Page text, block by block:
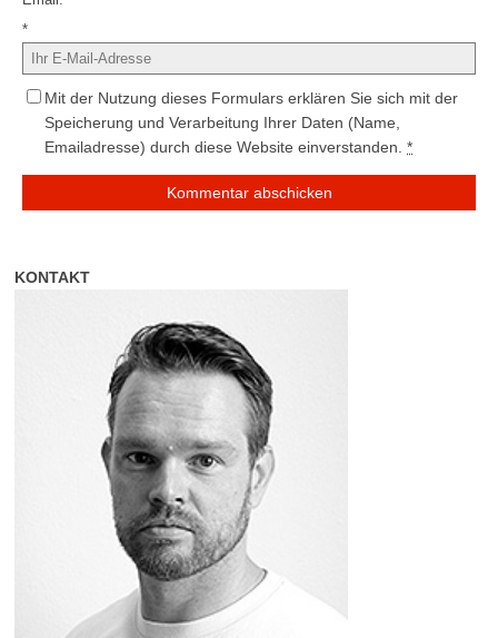
*
Mit der Nutzung dieses Formulars erklären Sie sich mit der
Speicherung und Verarbeitung Ihrer Daten (Name,
Emailadresse) durch diese Website einverstanden. *
KONTAKT